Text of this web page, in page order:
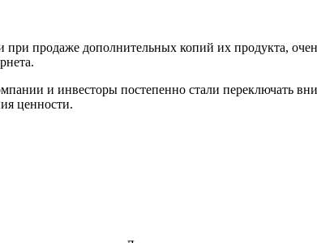
продаже дополнительных копий их продукта,
и инвесторы постепенно стали переключать
ценности.